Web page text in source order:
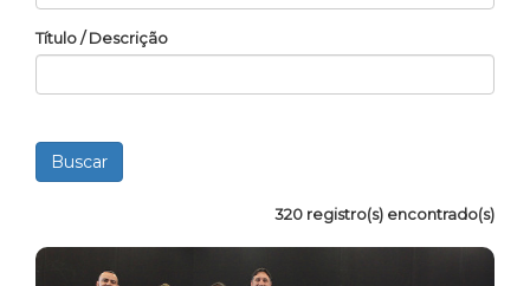
Título / Descrição
320 registro(s) encontrado(s)